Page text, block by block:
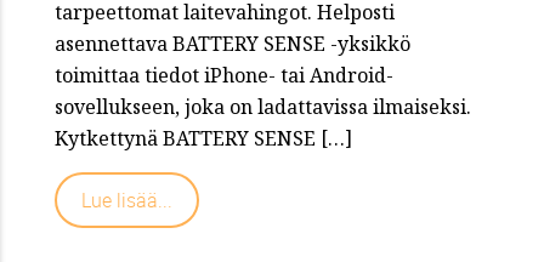
tarpeettomat laitevahingot. Helposti
asennettava BATTERY SENSE -yksikkö
toimittaa tiedot iPhone- tai Android-
sovellukseen, joka on ladattavissa ilmaiseksi.
Kytkettynä BATTERY SENSE […]
Lue lisää...